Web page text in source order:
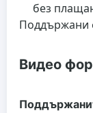
без
Поддържани
Видео